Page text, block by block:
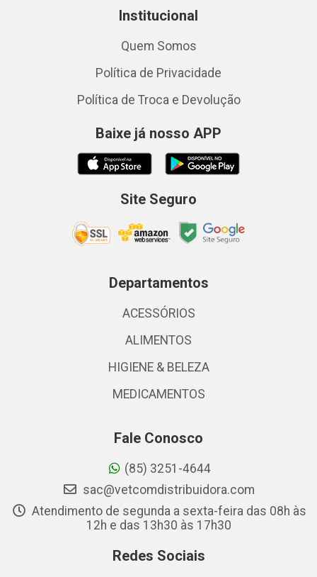
Institucional
Quem Somos
Política de Privacidade
Política de Troca e Devolução
Baixe já nosso APP
Site Seguro
Departamentos
ACESSÓRIOS
ALIMENTOS
HIGIENE & BELEZA
MEDICAMENTOS
Fale Conosco
(85) 3251-4644
sac@vetcomdistribuidora.com
Atendimento de segunda a sexta-feira das 08h às
12h e das 13h30 às 17h30
Redes Sociais